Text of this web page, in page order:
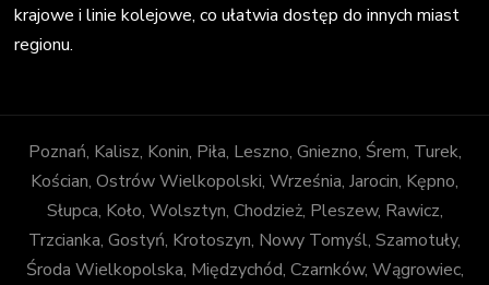
krajowe i linie kolejowe, co ułatwia dostęp do innych miast
regionu.
Poznań, Kalisz, Konin, Piła, Leszno, Gniezno, Śrem, Turek,
Kościan, Ostrów Wielkopolski, Września, Jarocin, Kępno,
Słupca, Koło, Wolsztyn, Chodzież, Pleszew, Rawicz,
Trzcianka, Gostyń, Krotoszyn, Nowy Tomyśl, Szamotuły,
Środa Wielkopolska, Międzychód, Czarnków, Wągrowiec,